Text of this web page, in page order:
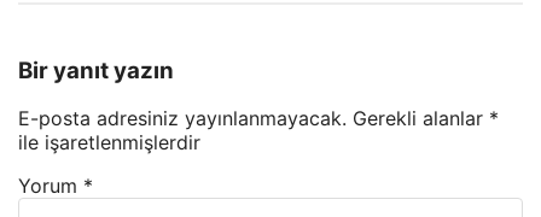
Bir yanıt yazın
E-posta adresiniz yayınlanmayacak. Gerekli alanlar *
ile işaretlenmişlerdir
Yorum *